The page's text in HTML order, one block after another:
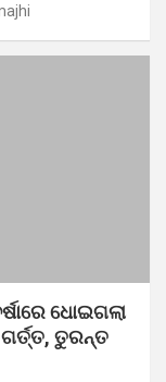
ଧୋଇଗଲା
ଗର୍ତ୍ତ, ତୁରନ୍ତ